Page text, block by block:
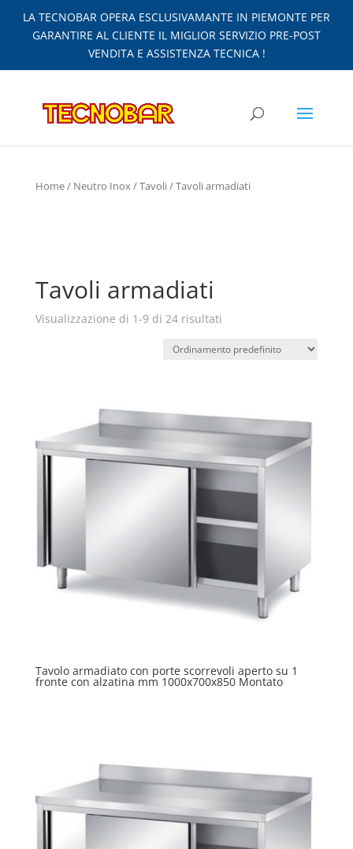
LA TECNOBAR OPERA ESCLUSIVAMANTE IN PIEMONTE PER
GARANTIRE AL CLIENTE IL MIGLIOR SERVIZIO PRE-POST
VENDITA E ASSISTENZA TECNICA !
Home/ Neutro Inox/Tavoli/ Tavoli armadiati
Tavoli armadiati
Visualizzazione di 1-9 di 24 risultati
Tavolo armadiato con porte scorrevoli aperto su 1
fronte con alzatina mm 1000x700x850 Montato